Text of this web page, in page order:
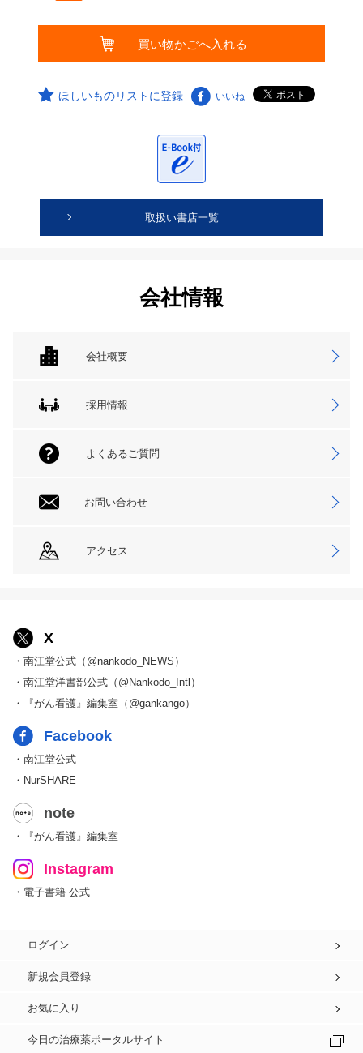
ほしいものリストに登録 いいね
取扱い書店一覧
会社情報
会社概要
採用情報
よくあるご質問
お問い合わせ
アクセス
X
・南江堂公式（@nankodo_NEWS）
・南江堂洋書部公式（@Nankodo_Intl）
・『がん看護』編集室（@gankango）
Facebook
・南江堂公式
・NurSHARE
note
・『がん看護』編集室
Instagram
・電子書籍 公式
ログイン
新規会員登録
お気に入り
今日の治療薬ポータルサイト